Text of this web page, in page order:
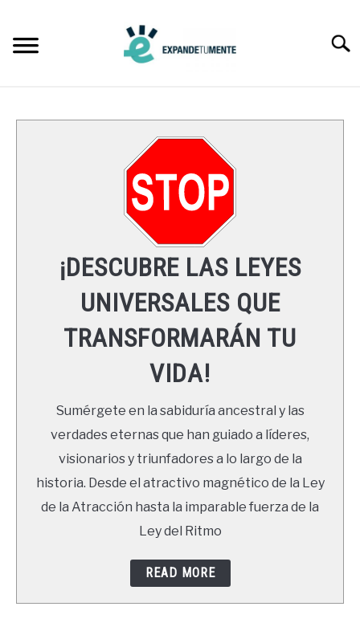
content
LEYES UNIVERSALES
RECURSOS
NEWSLETTER
¡DESCUBRE LAS LEYES
UNIVERSALES QUE
TRANSFORMARÁN TU
VIDA!
Sumérgete en la sabiduría ancestral y las
verdades eternas que han guiado a líderes,
visionarios y triunfadores a lo largo de la
historia. Desde el atractivo magnético de la Ley
de la Atracción hasta la imparable fuerza de la
Ley del Ritmo
READ MORE